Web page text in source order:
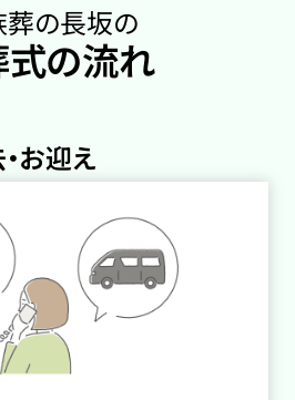
葬の長坂の
式の流れ
お迎え